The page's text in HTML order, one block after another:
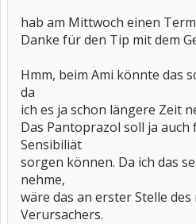
hab am Mittwoch einen
Danke für den Tip mit dem
Hmm, beim Ami könnte das
da
ich es ja schon längere Zeit
Das Pantoprazol soll ja auch
Sensibiliät
sorgen können. Da ich das
nehme,
wäre das an erster Stelle des
Verursachers.